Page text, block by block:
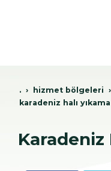
. hi̇zmet bölgeleri̇
karadeniz halı yıkama
Karadeniz